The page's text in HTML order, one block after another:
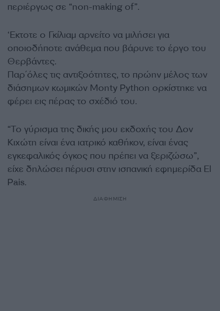
περιέργως σε “non-making of”.
‘Eκτοτε ο Γκίλιαμ αρνείτο να μιλήσει για
οποιοδήποτε ανάθεμα που βάρυνε το έργο του
Θερβάντες.
Παρ΄όλες τις αντιξοότητες, το πρώην μέλος των
διάσημων κωμικών Monty Python ορκίστηκε να
φέρει εις πέρας το σχέδιό του.
“Το γύρισμα της δικής μου εκδοχής του Δον
Κιχώτη είναι ένα ιατρικό καθήκον, είναι ένας
εγκεφαλικός όγκος που πρέπει να ξεριζώσω”,
είχε δηλώσει πέρυσι στην ισπανική εφημερίδα El
Pais.
ΔΙΑΦΗΜΙΣΗ